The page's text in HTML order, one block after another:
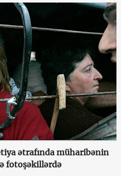
ətrafında müharibənin
fotoşəkillərdə